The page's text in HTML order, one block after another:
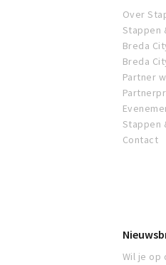
Over
Stappen
Breda
Breda
Partner
Stappen
Contact
Wil je op